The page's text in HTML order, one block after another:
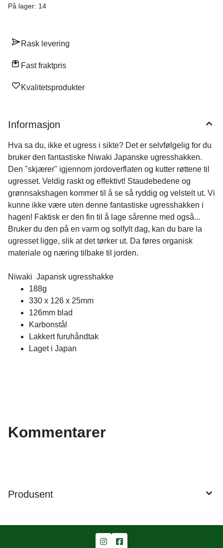
På lager: 14
Rask levering
Fast fraktpris
Kvalitetsprodukter
Informasjon
Hva sa du, ikke et ugress i sikte? Det er selvfølgelig for du
bruker den fantastiske Niwaki Japanske ugresshakken.
Den "skjærer" igjennom jordoverflaten og kutter røttene til
ugresset. Veldig raskt og effektivt! Staudebedene og
grønnsakshagen kommer til å se så ryddig og velstelt ut. Vi
kunne ikke være uten denne fantastiske ugresshakken i
hagen! Faktisk er den fin til å lage sårenne med også...
Bruker du den på en varm og solfylt dag, kan du bare la
ugresset ligge, slik at det tørker ut. Da føres organisk
materiale og næring tilbake til jorden.
Niwaki Japansk ugresshakke
188g
330 x 126 x 25mm
126mm blad
Karbonstål
Lakkert furuhåndtak
Laget i Japan
Kommentarer
Produsent